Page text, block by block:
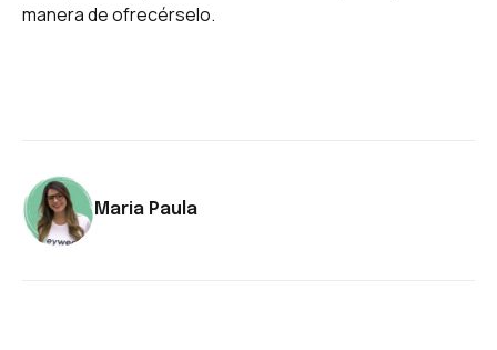
manera de ofrecérselo.
Maria Paula